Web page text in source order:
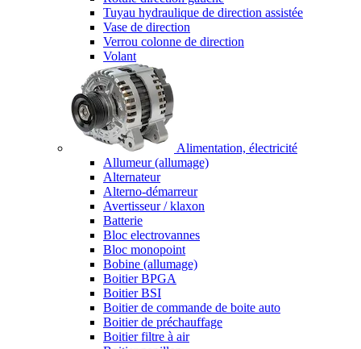
Tuyau hydraulique de direction assistée
Vase de direction
Verrou colonne de direction
Volant
Alimentation, électricité
Allumeur (allumage)
Alternateur
Alterno-démarreur
Avertisseur / klaxon
Batterie
Bloc electrovannes
Bloc monopoint
Bobine (allumage)
Boitier BPGA
Boitier BSI
Boitier de commande de boite auto
Boitier de préchauffage
Boitier filtre à air